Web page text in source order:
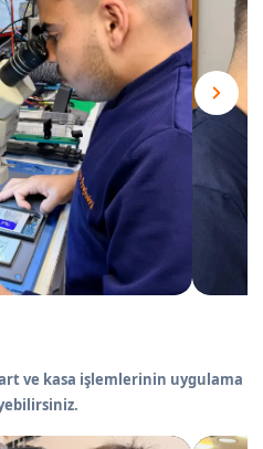
ve kasa işlemlerinin uygulama